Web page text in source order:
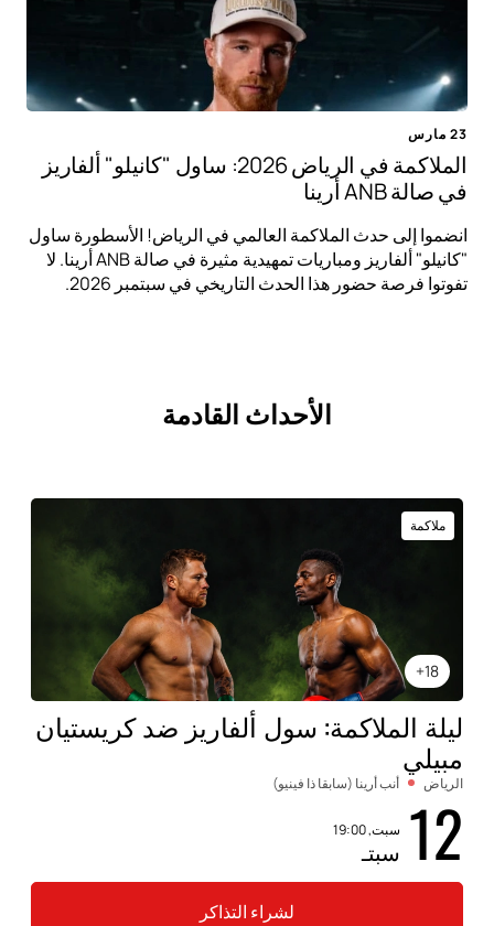
23 مارس
الملاكمة في الرياض 2026: ساول "كانيلو" ألفاريز
في صالة ANB أرينا
انضموا إلى حدث الملاكمة العالمي في الرياض! الأسطورة ساول
"كانيلو" ألفاريز ومباريات تمهيدية مثيرة في صالة ANB أرينا. لا
تفوتوا فرصة حضور هذا الحدث التاريخي في سبتمبر 2026.
الأحداث القادمة
18+
ملاكمة
ليلة الملاكمة: سول ألفاريز ضد كريستيان
مبيلي
الرياض أنب أرينا (سابقا ذا فينيو)
12 سبت, 19:00
سبتـ
لشراء التذاكر